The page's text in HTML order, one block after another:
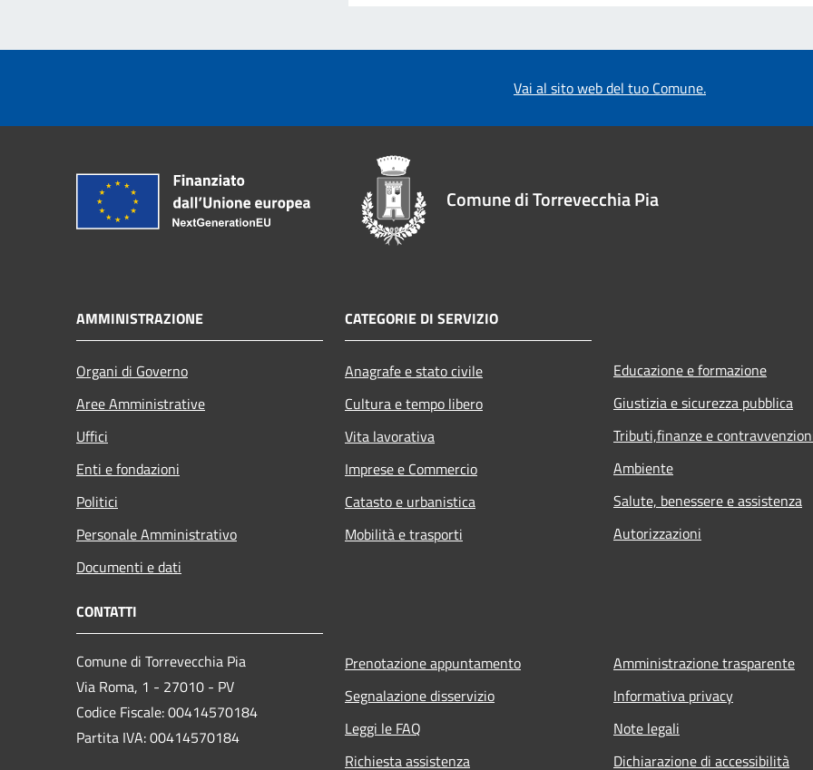
Vai al sito web del tuo Comune.
Comune di Torrevecchia Pia
AMMINISTRAZIONE
Organi di Governo
Aree Amministrative
Uffici
Enti e fondazioni
Politici
Personale Amministrativo
Documenti e dati
CATEGORIE DI SERVIZIO
Anagrafe e stato civile
Cultura e tempo libero
Vita lavorativa
Imprese e Commercio
Catasto e urbanistica
Mobilità e trasporti
Educazione e formazione
Giustizia e sicurezza pubblica
Tributi,finanze e
Ambiente
Salute, benessere e assistenza
Autorizzazioni
CONTATTI
Comune di Torrevecchia Pia
Via Roma, 1 - 27010 - PV
Codice Fiscale: 00414570184
Partita IVA: 00414570184
Prenotazione appuntamento
Segnalazione disservizio
Leggi le FAQ
Richiesta assistenza
Amministrazione trasparente
Informativa privacy
Note legali
Dichiarazione di accessibilità